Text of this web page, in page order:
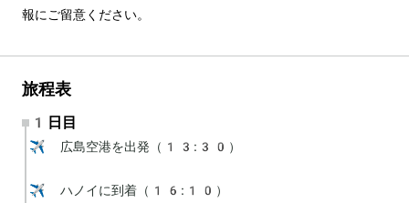
報にご留意ください。
旅程表
1日目
✈️ 広島空港を出発（13:30）
✈️ ハノイに到着（16:10）